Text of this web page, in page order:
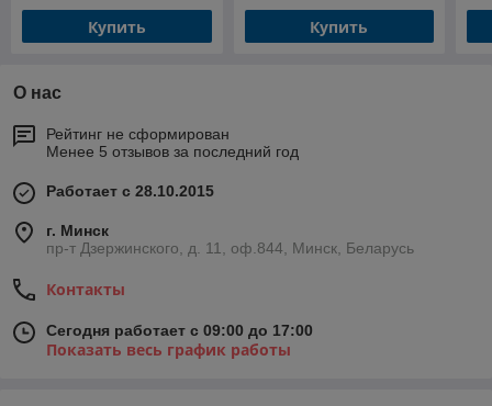
Купить Купить
О нас
Рейтинг не сформирован
Менее 5 отзывов за последний год
Работает с 28.10.2015
г. Минск
пр-т Дзержинского, д. 11, оф.844, Минск, Беларусь
Контакты
Сегодня работает с 09:00 до 17:00
Показать весь график работы